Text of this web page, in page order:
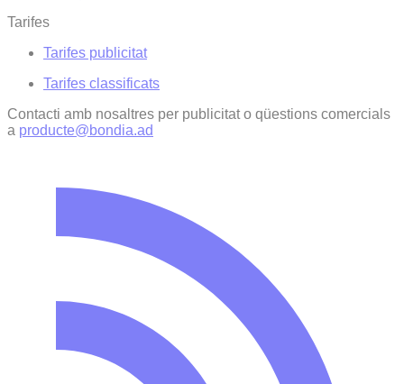
Tarifes
Tarifes publicitat
Tarifes classificats
Contacti amb nosaltres per publicitat o qüestions comercials
a producte@bondia.ad